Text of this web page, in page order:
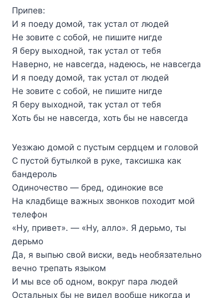
Припев:
И я поеду домой, так устал от людей
Не зовите с собой, не пишите нигде
Я беру выходной, так устал от тебя
Наверно, не навсегда, надеюсь, не навсегда
И я поеду домой, так устал от людей
Не зовите с собой, не пишите нигде
Я беру выходной, так устал от тебя
Хоть бы не навсегда, хоть бы не навсегда
Уезжаю домой с пустым сердцем и головой
С пустой бутылкой в руке, таксишка как
бандероль
Одиночество — бред, одинокие все
На кладбище важных звонков походит мой
телефон
«Ну, привет». — «Ну, алло». Я дерьмо, ты
дерьмо
Да, я выпью свой виски, ведь необязательно
вечно трепать языком
И мы все об одном, вокруг пара людей
Остальных бы не видел вообще никогда и